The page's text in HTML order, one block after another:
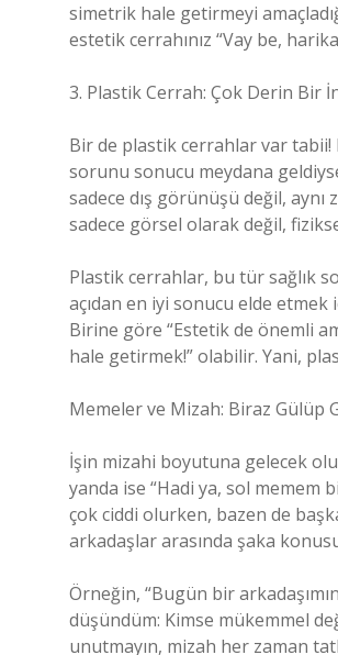
simetrik hale getirmeyi
estetik cerrahınız “Vay be,
3. Plastik Cerrah: Çok Derin Bir
Bir de plastik cerrahlar var tabii!
sorunu sonucu meydana
sadece dış görünüşü değil,
sadece görsel olarak değil,
Plastik cerrahlar, bu tür sağlık
açıdan en iyi sonucu elde etmek
Birine göre “Estetik de önemli
hale getirmek!” olabilir. Yani,
Memeler ve Mizah: Biraz Gülüp
İşin mizahi boyutuna gelecek
yanda ise “Hadi ya, sol memem
çok ciddi olurken, bazen de
arkadaşlar arasında şaka
Örneğin, “Bugün bir
düşündüm: Kimse mükemmel
unutmayın, mizah her zaman